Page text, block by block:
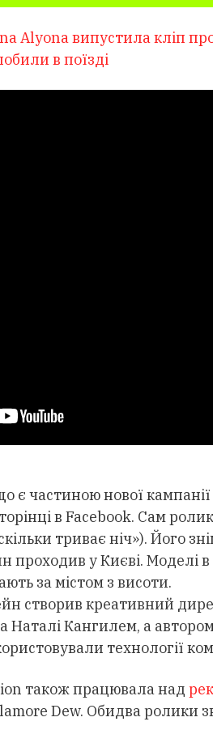
Alyona випустила кліп
в поїзді
є частиною нової
в Facebook. Сам
триває ніч»). Його
проходив у Києві. Моделі
за містом з висоти.
створив креативний
Наталі Кангилем, а
технології
також працювала над
Dew. Обидва ролики